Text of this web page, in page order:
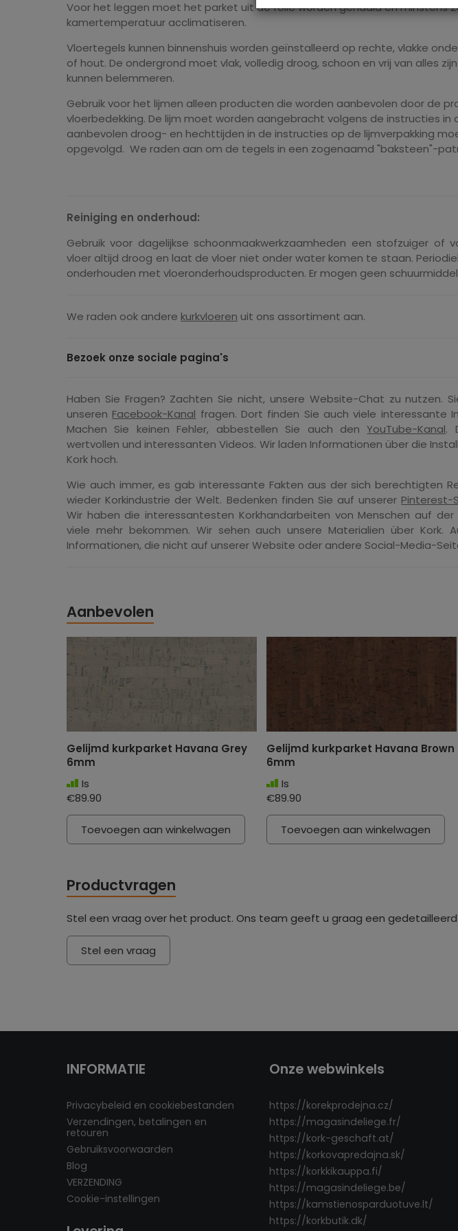
Voor het leggen moet het parket uit de folie worden gehaald en minstens
kamertemperatuur acclimatiseren.
Vloertegels kunnen binnenshuis worden geïnstalleerd op rechte, vlakke
of hout. De ondergrond moet vlak, volledig droog, schoon en vrij van alles
kunnen belemmeren.
Gebruik voor het lijmen alleen producten die worden aanbevolen door de
vloerbedekking. De lijm moet worden aangebracht volgens de instructies in
aanbevolen droog- en hechttijden in de instructies op de lijmverpakking
opgevolgd. We raden aan om de tegels in een zogenaamd "baksteen"-
Reiniging en onderhoud:
Gebruik voor dagelijkse schoonmaakwerkzaamheden een stofzuiger of
vloer altijd droog en laat de vloer niet onder water komen te staan.
onderhouden met vloeronderhoudsproducten. Er mogen geen
We raden ook andere kurkvloeren uit ons assortiment aan.
Bezoek onze sociale pagina's
Haben Sie Fragen? Zachten Sie nicht, unsere Website-Chat zu nutzen.
unseren Facebook-Kanal fragen. Dort finden Sie auch viele interessante
Machen Sie keinen Fehler, abbestellen Sie auch denYouTube-Kanal.
wertvollen und interessanten Videos. Wir laden Informationen über die
Kork hoch.
Wie auch immer, es gab interessante Fakten aus der sich berechtigten
wieder Korkindustrie der Welt. Bedenken finden Sie auf unserer Pinterest-
Wir haben die interessantesten Korkhandarbeiten von Menschen auf
viele mehr bekommen. Wir sehen auch unsere Materialien über Kork.
Informationen, die nicht auf unserer Website oder andere Social-Media-
Aanbevolen
Gelijmd kurkparket Havana Grey
6mm
Is
€89.90
Toevoegen aan winkelwagen
Gelijmd kurkparket Havana Brown
6mm
Is
€89.90
Toevoegen aan winkelwagen
Productvragen
Stel een vraag over het product. Ons team geeft u graag een
Stel een vraag
INFORMATIE
Privacybeleid en cookiebestanden
Verzendingen, betalingen en
retouren
Gebruiksvoorwaarden
Blog
VERZENDING
Cookie-instellingen
Onze webwinkels
https://korekprodejna.cz/
https://magasindeliege.fr/
https://kork-geschaft.at/
https://korkovapredajna.sk/
https://korkkikauppa.fi/
https://magasindeliege.be/
https://kamstienosparduotuve.lt/
https://korkbutik.dk/